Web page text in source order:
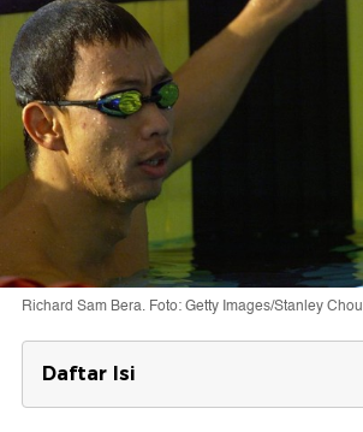
Richard Sam Bera. Foto: Getty Images/Stanley Chou
Daftar Isi
Donald Pandiangan